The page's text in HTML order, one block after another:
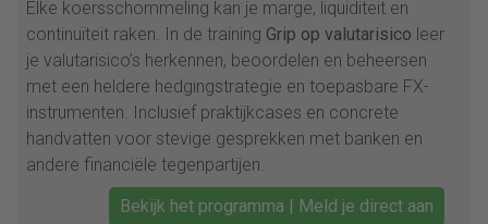
Elke koersschommeling kan je marge, liquiditeit en
continuïteit raken. In de training Grip op valutarisico leer
je valutarisico’s herkennen, beoordelen en beheersen
met een heldere hedgingstrategie en toepasbare FX-
instrumenten. Inclusief praktijkcases en concrete
handvatten voor stevige gesprekken met banken en
andere financiële tegenpartijen.
Bekijk het programma | Meld je direct aan